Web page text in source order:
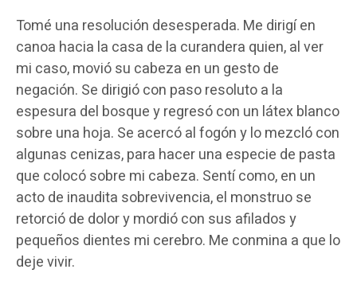
Tomé una resolución desesperada. Me dirigí en
canoa hacia la casa de la curandera quien, al ver
mi caso, movió su cabeza en un gesto de
negación. Se dirigió con paso resoluto a la
espesura del bosque y regresó con un látex blanco
sobre una hoja. Se acercó al fogón y lo mezcló con
algunas cenizas, para hacer una especie de pasta
que colocó sobre mi cabeza. Sentí como, en un
acto de inaudita sobrevivencia, el monstruo se
retorció de dolor y mordió con sus afilados y
pequeños dientes mi cerebro. Me conmina a que lo
deje vivir.